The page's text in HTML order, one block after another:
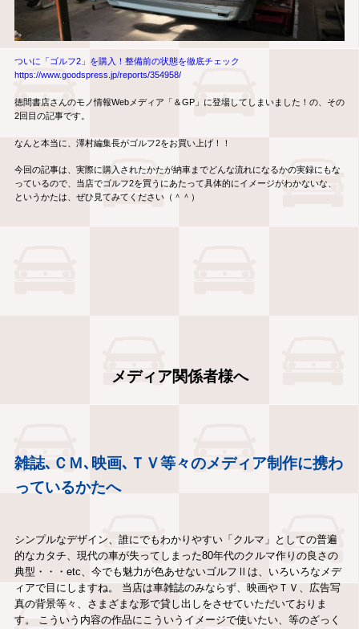
ついに「ゴルフ2」を購入！整備前の状態を徹底チェック
https://www.goodspress.jp/reports/354958/
徳間書店さんのモノ情報Webメディア「＆GP」に登場してしまいました！の、その
2回目の記事です。
なんと本当に、澤村編集長がゴルフ2をお買い上げ！！
今回の記事は、実際に購入されたかたが納車までどんな流れになるかの実録にもな
っているので、当店でゴルフ2を買うにあたって具体的にイメージがわかないな、
というかたは、ぜひ見てみてください（＾＾）
メディア関係者様へ
雑誌､ＣＭ､映画､ＴＶ等々のメディア制作に携わ
っているかたへ
シンプルなデザイン、誰にでもわかりやすい「クルマ」としての普遍
的なカタチ、現代の車が失ってしまった80年代のクルマ作りの良さの
典型・・・etc、今でも魅力が色あせないゴルフⅡは、いろいろなメデ
ィアで目にしますね。 当店は車雑誌のみならず、映画やＴＶ、広告写
真の背景等々、さまざまな形で貸し出しをさせていただいておりま
す。 こういう内容の作品にこういうイメージで使いたい、等のざっく